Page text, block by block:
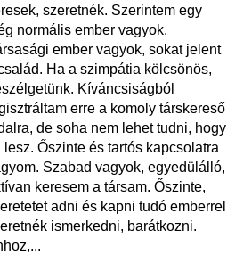
szeretnék. Szerintem egy
normális ember vagyok.
ember vagyok, sokat jelent
Ha a szimpátia kölcsönös,
Kíváncsiságból
erre a komoly társkereső
de soha nem lehet tudni, hogy
lesz. Őszinte és tartós kapcsolatra
Szabad vagyok, egyedülálló,
keresem a társam. Őszinte,
adni és kapni tudó emberrel
ismerkedni, barátkozni.